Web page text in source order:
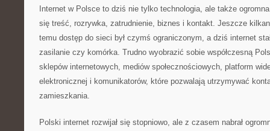
Internet w Polsce to dziś nie tylko technologia, ale także
się treść, rozrywka, zatrudnienie, biznes i kontakt. Jeszcze
temu dostęp do sieci był czymś ograniczonym, a dziś internet
zasilanie czy komórka. Trudno wyobrazić sobie współczesną
sklepów internetowych, mediów społecznościowych, platform
elektronicznej i komunikatorów, które pozwalają utrzymywać
zamieszkania.
Polski internet rozwijał się stopniowo, ale z czasem nabrał